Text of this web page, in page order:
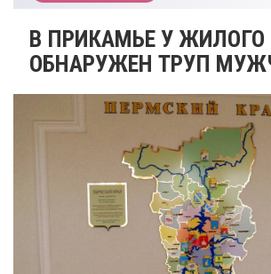
В ПРИКАМЬЕ У
ОБНАРУЖЕН ТРУП